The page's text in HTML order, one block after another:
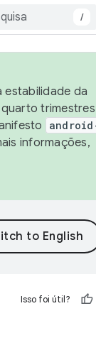
/
estabilidade da
informações,
Isso foi útil?